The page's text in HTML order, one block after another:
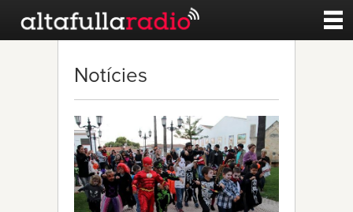
Esports
Noticies
Notícies